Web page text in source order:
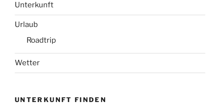
Unterkunft
Urlaub
Roadtrip
Wetter
UNTERKUNFT FINDEN